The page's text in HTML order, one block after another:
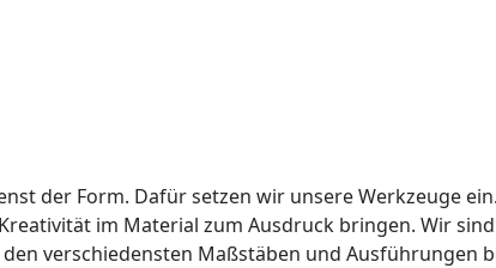
der Form. Dafür setzen wir unsere Werkzeuge
im Material zum Ausdruck bringen. Wir
den verschiedensten Maßstäben und Ausführungen